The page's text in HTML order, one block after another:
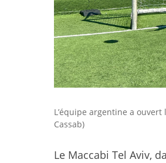
L’équipe argentine a
Cassab)
Le Maccabi Tel Aviv,